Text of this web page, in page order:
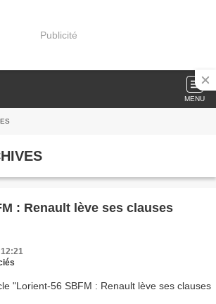
Publicité
MENU
: Renault lève ses clauses